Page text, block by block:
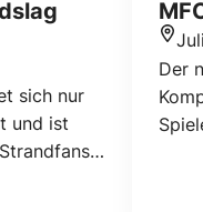
sich nur
und ist
Der